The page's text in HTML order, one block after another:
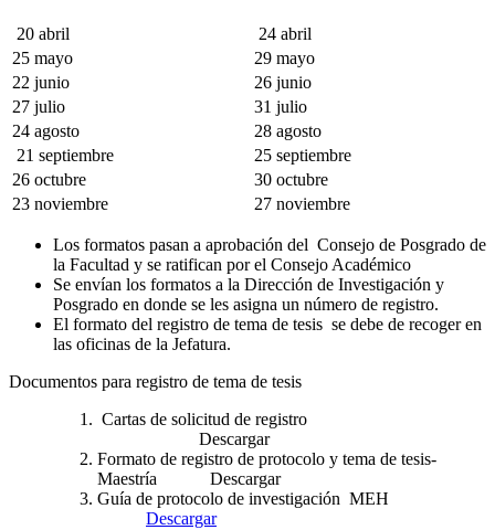
20 abril
24 abril
25 mayo
29 mayo
22 junio
26 junio
27 julio
31 julio
24 agosto
28 agosto
21 septiembre
25 septiembre
26 octubre
30 octubre
23 noviembre
27 noviembre
Los formatos pasan a aprobación del Consejo de Posgrado de
la Facultad y se ratifican por el Consejo Académico
Se envían los formatos a la Dirección de Investigación y
Posgrado en donde se les asigna un número de registro.
El formato del registro de tema de tesis se debe de recoger en
las oficinas de la Jefatura.
Documentos para registro de tema de tesis
Cartas de solicitud de registro
Descargar
Formato de registro de protocolo y tema de tesis-
Maestría Descargar
Guía de protocolo de investigación MEH
Descargar